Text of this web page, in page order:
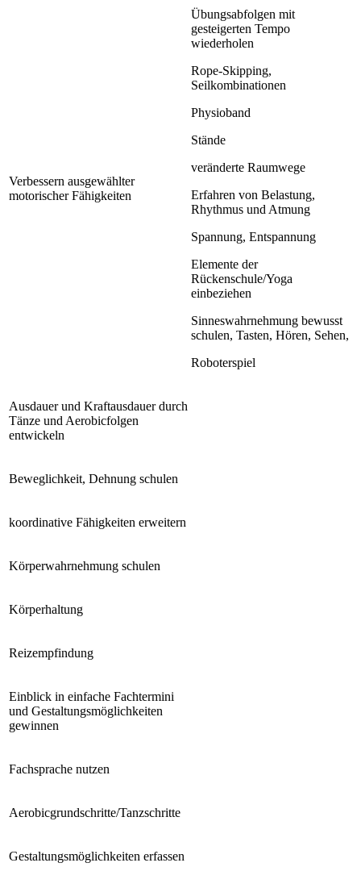
Verbessern ausgewählter
motorischer Fähigkeiten
Übungsabfolgen mit
gesteigerten Tempo
wiederholen
Rope-Skipping,
Seilkombinationen
Physioband
Stände
veränderte Raumwege
Erfahren von Belastung,
Rhythmus und Atmung
Spannung, Entspannung
Elemente der
Rückenschule/Yoga
einbeziehen
Sinneswahrnehmung bewusst
schulen, Tasten, Hören, Sehen,
Roboterspiel
Ausdauer und Kraftausdauer durch
Tänze und Aerobicfolgen
entwickeln
Beweglichkeit, Dehnung schulen
koordinative Fähigkeiten erweitern
Körperwahrnehmung schulen
Körperhaltung
Reizempfindung
Einblick in einfache Fachtermini
und Gestaltungsmöglichkeiten
gewinnen
Fachsprache nutzen
Aerobicgrundschritte/Tanzschritte
Gestaltungsmöglichkeiten erfassen